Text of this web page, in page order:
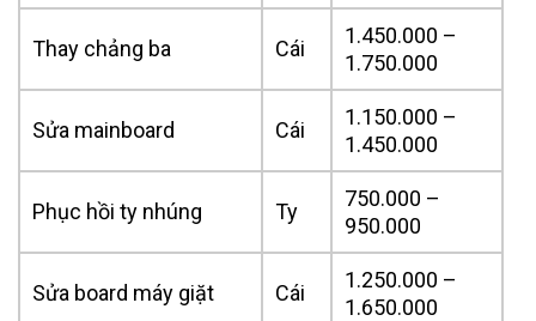
Thay chảng ba Cái
1.450.000 –
1.750.000
Sửa mainboard Cái
1.150.000 –
1.450.000
Phục hồi ty nhúng Ty
750.000 –
950.000
Sửa board máy giặt Cái
1.250.000 –
1.650.000